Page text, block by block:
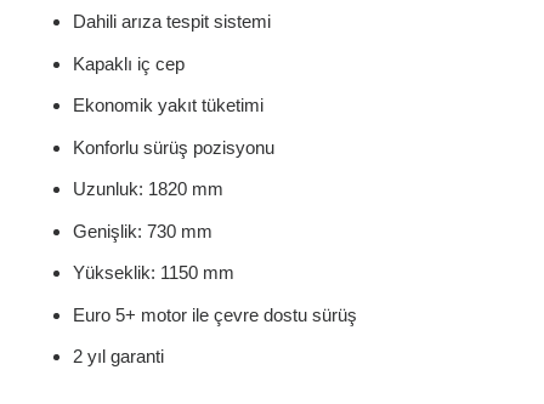
Dahili arıza tespit sistemi
Kapaklı iç cep
Ekonomik yakıt tüketimi
Konforlu sürüş pozisyonu
Uzunluk: 1820 mm
Genişlik: 730 mm
Yükseklik: 1150 mm
Euro 5+ motor ile çevre dostu sürüş
2 yıl garanti